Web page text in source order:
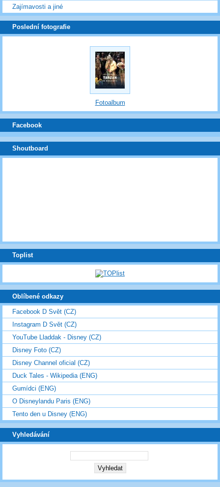
Zajímavosti a jiné
Poslední fotografie
Fotoalbum
Facebook
Shoutboard
Toplist
Oblíbené odkazy
Facebook D Svět (CZ)
Instagram D Svět (CZ)
YouTube Lladdak - Disney (CZ)
Disney Foto (CZ)
Disney Channel oficial (CZ)
Duck Tales - Wikipedia (ENG)
Gumídci (ENG)
O Disneylandu Paris (ENG)
Tento den u Disney (ENG)
Vyhledávání